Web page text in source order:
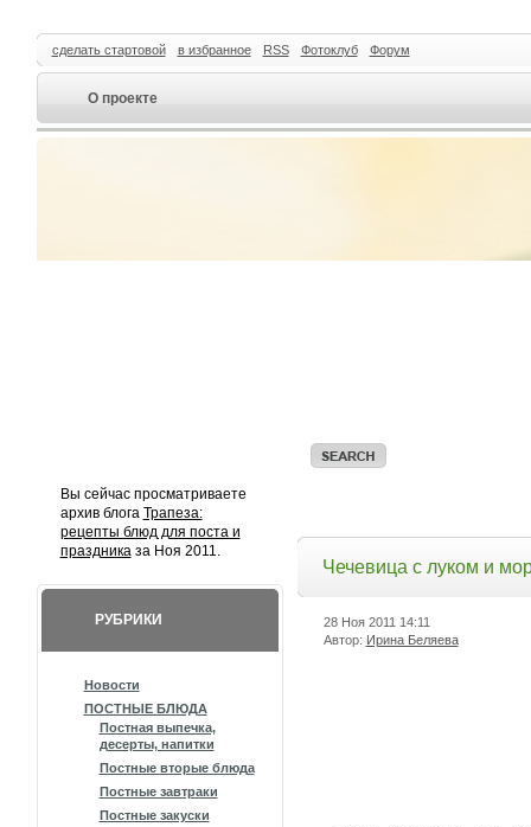
сделать стартовой в избранное RSS Фотоклуб Форум
О проекте
Вы сейчас просматриваете
архив блога Трапеза:
рецепты блюд для поста и
праздниказа Ноя 2011.
РУБРИКИ
Новости
ПОСТНЫЕ БЛЮДА
Постная выпечка,
десерты, напитки
Постные вторые блюда
Постные завтраки
Постные закуски
Чечевица с луком и
28 Ноя 2011 14:11
Автор: Ирина Беляева